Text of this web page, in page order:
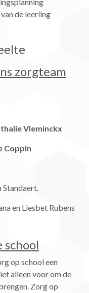
de leerling
zorgteam
Vleminckx
Coppin
Standaert.
en Liesbet Rubens
school
op school een
alleen voor om de
Zorg op